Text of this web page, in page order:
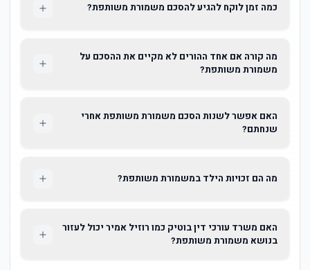
כמה זמן לוקח להגיע להסכם משמורת משותפת?
מה קורה אם אחד ההורים לא מקיים את ההסכם על
משמורת משותפת?
האם אפשר לשנות הסכם משמורת משותפת אחרי
שנחתם?
מה הם זכויות הילד במשמורת משותפת?
האם משרד עורכי דין בוטיק כמו רוזיל אמיר יכול לעזור
בנושא משמורת משותפת?